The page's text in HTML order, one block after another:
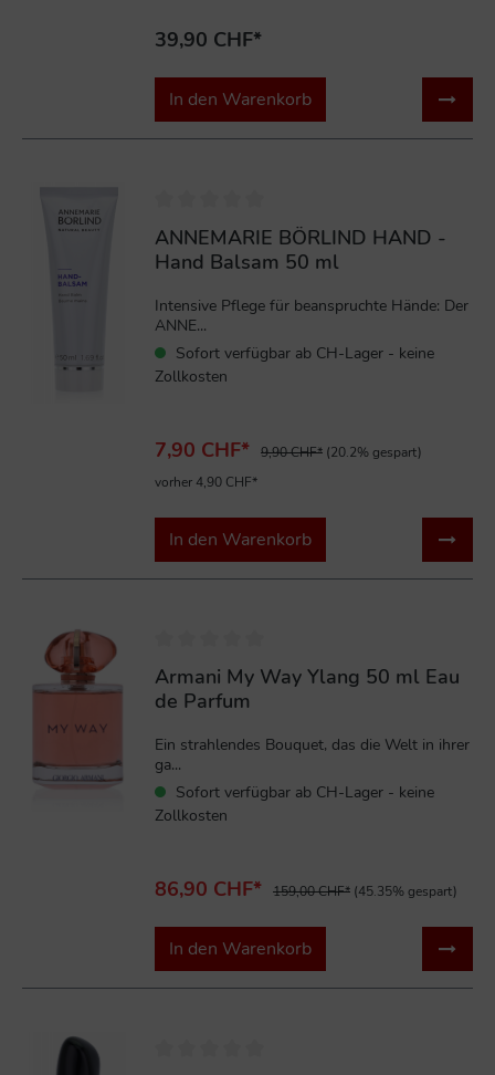
39,90 CHF*
In den Warenkorb
ANNEMARIE BÖRLIND HAND -
Hand Balsam 50 ml
Intensive Pflege für beanspruchte Hände: Der
ANNE...
Sofort verfügbar ab CH-Lager - keine
Zollkosten
7,90 CHF* 9,90 CHF* (20.2% gespart)
vorher 4,90 CHF*
In den Warenkorb
Armani My Way Ylang 50 ml Eau
de Parfum
Ein strahlendes Bouquet, das die Welt in ihrer
ga...
Sofort verfügbar ab CH-Lager - keine
Zollkosten
86,90 CHF* 159,00 CHF* (45.35% gespart)
In den Warenkorb